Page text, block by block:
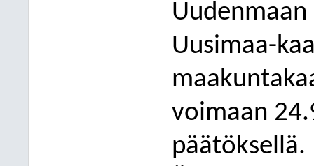
Uusimaa-
voimaan
päätöksellä.